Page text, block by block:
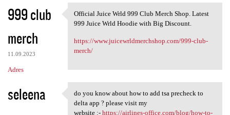
999 club
merch
11.09.2023
Adres
Official Juice Wrld 999 Club
Official Juice Wrld 999 Club Merch Shop. Latest
999 Juice Wrld Hoodie with Big Discount.
https://www.juicewrldmerchshop.com/999-club-
merch/
seleena
do you know about how to
do you know about how to add tsa precheck to
delta app ? please visit my
website :- https://airlines-office.com/blog/how-to-